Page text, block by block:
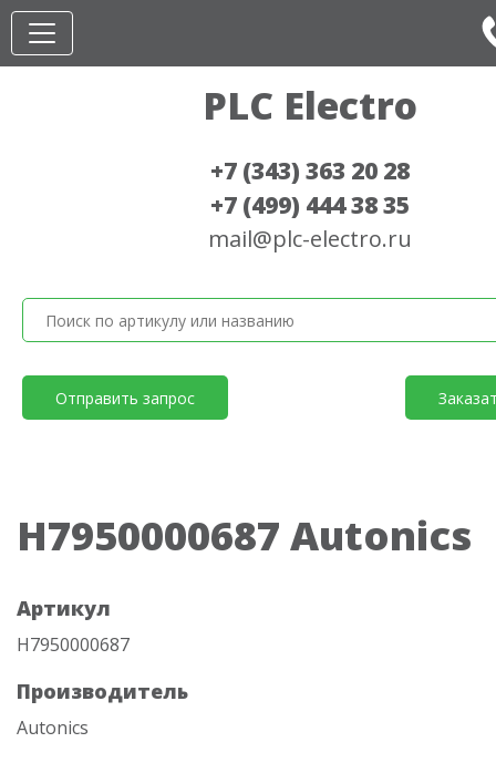
PLC Electro
+7 (343) 363 20 28
+7 (499) 444 38 35
mail@plc-electro.ru
Отправить запрос
H7950000687 Autonics
Артикул
H7950000687
Производитель
Autonics